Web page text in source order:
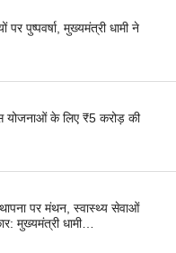
पर पुष्पवर्षा, मुख्यमंत्री धामी ने
योजनाओं के लिए ₹5 करोड़ की
पर मंथन, स्वास्थ्य सेवाओं
मुख्यमंत्री धामी…